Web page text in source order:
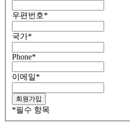
우편번호*
국가*
Phone*
이메일*
*필수 항목